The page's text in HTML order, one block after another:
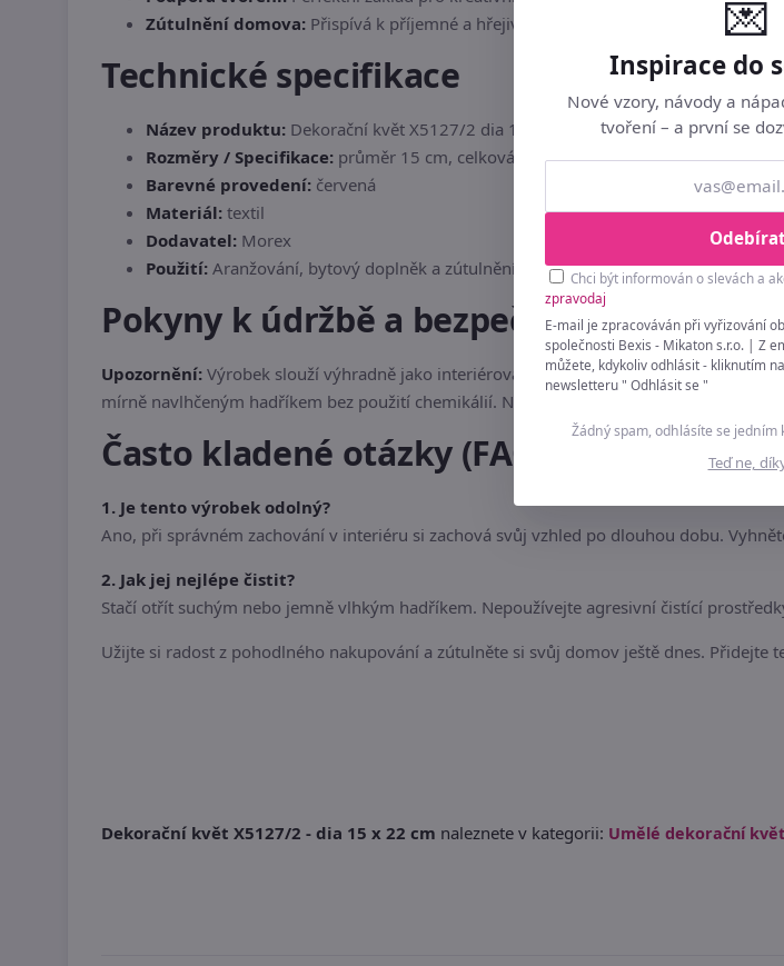
Zútulnění domova: Přispívá k příjemné a hřejivé atmosféře v každé místnosti.
Technické specifikace
Název produktu: Dekorační květ X5127/2 dia 15 x 22 cm
Rozměry / Specifikace: průměr 15 cm, celková délka 22 cm
Barevné provedení: červená
Materiál: textil
Dodavatel: Morex
Použití: Aranžování, bytový doplněk a zútulnění interiéru
Pokyny k údržbě a bezpečnosti
Upozornění: Výrobek slouží výhradně jako interiérová dekorace. Chraňte jej před
mírně navlhčeným hadříkem bez použití chemikálií. Není vhodné pro děti do 3 let.
Často kladené otázky (FAQ)
1. Je tento výrobek odolný?
Ano, při správném zachování v interiéru si zachová svůj vzhled po dlouhou dobu.
2. Jak jej nejlépe čistit?
Stačí otřít suchým nebo jemně vlhkým hadříkem. Nepoužívejte agresivní čistící
Užijte si radost z pohodlného nakupování a zútulněte si svůj domov ještě dnes. Přidejte
Dekorační květ X5127/2 - dia 15 x 22 cm naleznete v kategorii: Umělé dekorační
💌
Inspirace do
Nové vzory, návody a
tvoření – a první se
Odebírat
Chci být informován o slevách a
zpravodaj
E-mail je zpracováván při vyřizování
společnosti Bexis - Mikaton s.r.o. | Z
můžete, kdykoliv odhlásit - kliknutím
newsletteru " Odhlásit se "
Žádný spam, odhlásíte se jedním
Teď ne,